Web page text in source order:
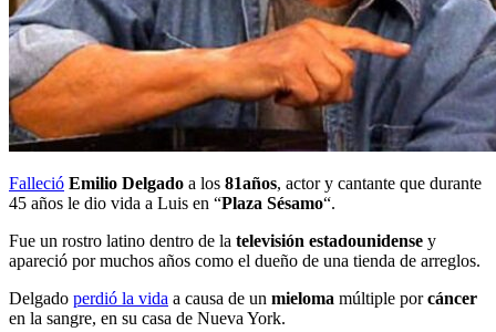
Falleció Emilio Delgado a los 81años, actor y cantante que durante
45 años le dio vida a Luis en “Plaza Sésamo“.
Fue un rostro latino dentro de la televisión estadounidense y
apareció por muchos años como el dueño de una tienda de arreglos.
Delgado perdió la vida a causa de un mieloma múltiple porcáncer
en la sangre, en su casa de Nueva York.